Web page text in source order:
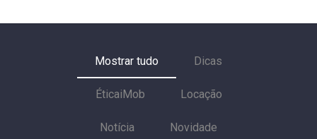
Mostrar tudo Dicas
ÉticaiMob Locação
Notícia Novidade